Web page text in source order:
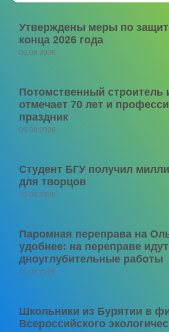
Утверждены меры по
конца 2026 года
06.08.2026
Потомственный строитель
отмечает 70 лет и
праздник
06.08.2026
Студент БГУ получил
для творцов
06.08.2026
Паромная переправа на
удобнее: на переправе идут
дноуглубительные работы
06.08.2026
Школьники из Бурятии в
Всероссийского